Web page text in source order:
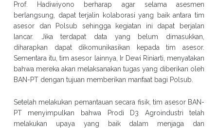
Prof. Hadiwiyono berharap agar selama asesmen
berlangsung, dapat terjalin kolaborasi yang baik antara tim
asesor dan Polsub sehingga kegiatan ini dapat berjalan
lancar. Jika terdapat data yang belum dimasukkan,
diharapkan dapat dikomunikasikan kepada tim asesor.
Sementara itu, tim asesor lainnya, Ir Dewi Riniarti, menyatakan
bahwa mereka akan melaksanakan tugas yang diberikan oleh
BAN-PT dengan tujuan memberikan manfaat bagi Polsub.
Setelah melakukan pemantauan secara fisik, tim asesor BAN-
PT menyimpulkan bahwa Prodi D3 Agroindustri telah
melakukan upaya yang baik dalam menjaga dan